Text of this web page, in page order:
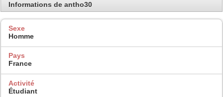
Informations de antho30
Sexe
Homme
Pays
France
Activité
Étudiant